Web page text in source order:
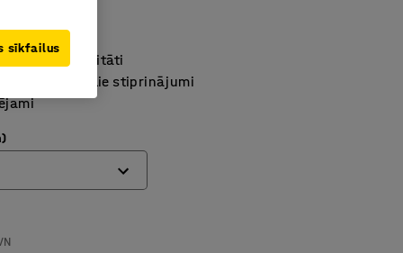
lielisku stabilitāti
un diagonālie stiprinājumi
sīkfailus